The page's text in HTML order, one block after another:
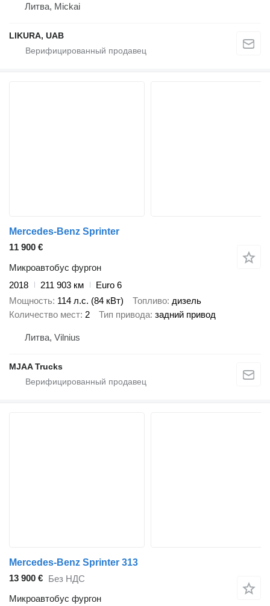
Литва, Mickai
LIKURA, UAB
Mercedes-Benz Sprinter
11 900 €
Микроавтобус фургон
2018
211 903 км
Euro 6
Мощность 114 л.с. (84 кВт) Топливо дизель
Количество мест 2 Тип привода задний привод
Литва, Vilnius
MJAA Trucks
Mercedes-Benz Sprinter 313
13 900 € Без НДС
Микроавтобус фургон